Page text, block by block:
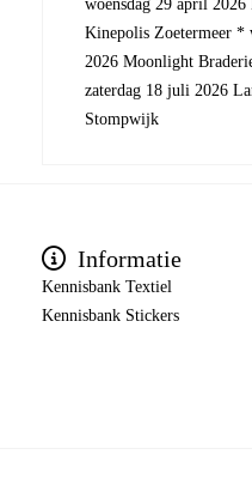
woensdag 29 april
Kinepolis Zoetermeer *
2026 Moonlight
zaterdag 18 juli 2026
Stompwijk
Informatie
Kennisbank Textiel
Kennisbank Stickers